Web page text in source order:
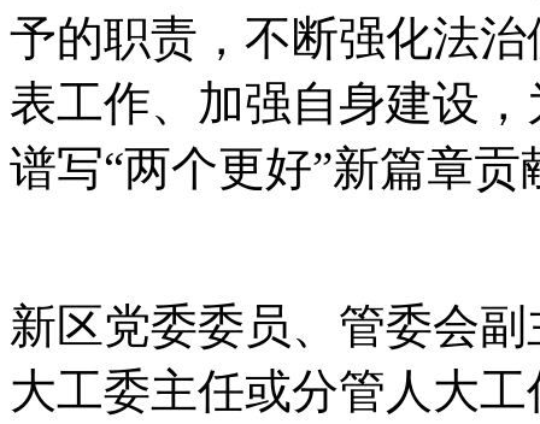
予的职责，不断强化法
表工作、加强自身建设
谱写“两个更好”新篇章
新区党委委员、管委会
大工委主任或分管人大